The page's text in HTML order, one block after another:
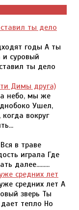
ты дело
годы А ты
и суровый
ты дело
Димы друга)
небо, мы же
Ушел,
вокруг
в траве
играла Где
далее.........
средних лет
средних лет А
зверь Ты
тепло Но